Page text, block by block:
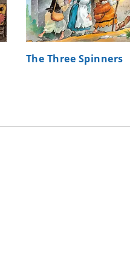
The Three Spinners